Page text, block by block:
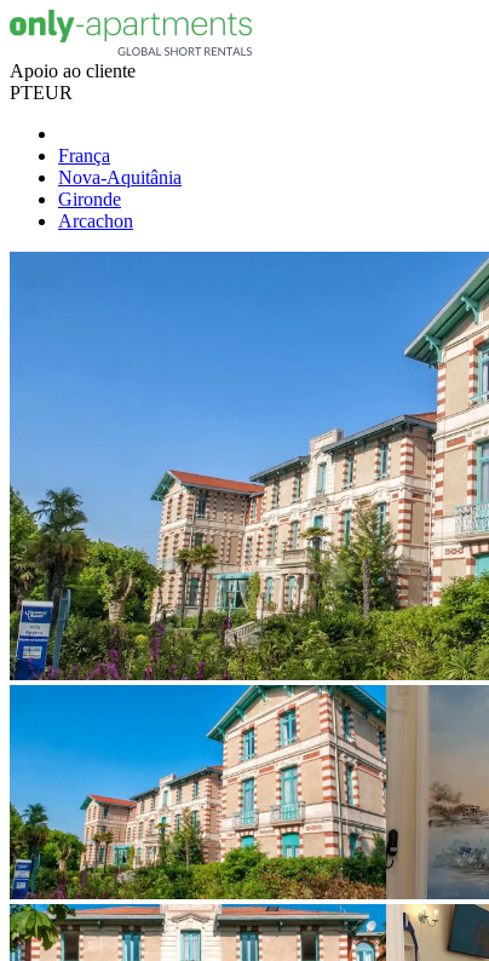
Apoio ao cliente
PTEUR
França
Nova-Aquitânia
Gironde
Arcachon